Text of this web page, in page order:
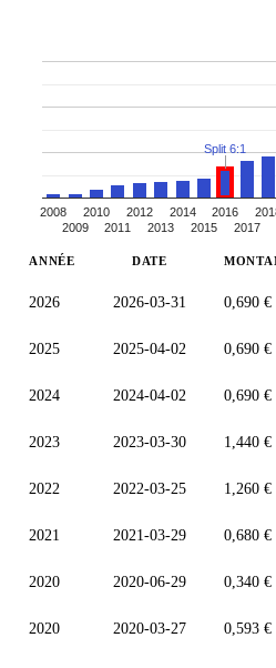
2008
2009
2010
2011
2012
2013
2014
2015
2016
2017
Split 6:1
ANNÉE DATE
2026 2026-03-31 0,690 €
2025 2025-04-02 0,690 €
2024 2024-04-02 0,690 €
2023 2023-03-30 1,440 €
2022 2022-03-25 1,260 €
2021 2021-03-29 0,680 €
2020 2020-06-29 0,340 €
2020 2020-03-27 0,593 €